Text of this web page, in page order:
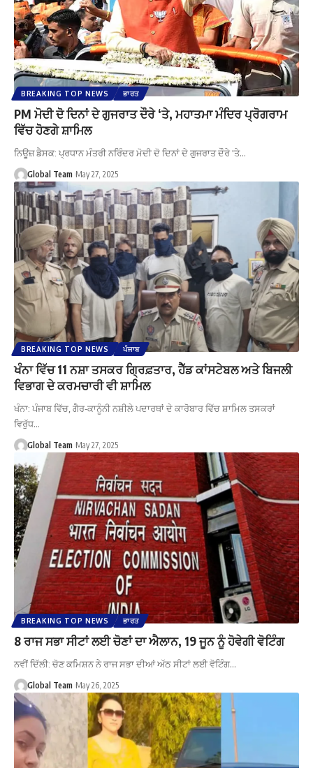
BREAKING TOP NEWS ਭਾਰਤ
PM ਮੋਦੀ ਦੋ ਦਿਨਾਂ ਦੇ ਗੁਜਰਾਤ ਦੌਰੇ ‘ਤੇ, ਮਹਾਤਮਾ ਮੰਦਿਰ ਪ੍ਰੋਗਰਾਮ
ਵਿੱਚ ਹੋਣਗੇ ਸ਼ਾਮਿਲ
ਨਿਊਜ਼ ਡੈਸਕ: ਪ੍ਰਧਾਨ ਮੰਤਰੀ ਨਰਿੰਦਰ ਮੋਦੀ ਦੋ ਦਿਨਾਂ ਦੇ ਗੁਜਰਾਤ ਦੌਰੇ 'ਤੇ…
Global Team May 27, 2025
BREAKING TOP NEWS ਪੰਜਾਬ
ਖੰਨਾ ਵਿੱਚ 11 ਨਸ਼ਾ ਤਸਕਰ ਗ੍ਰਿਫ਼ਤਾਰ, ਹੈੱਡ ਕਾਂਸਟੇਬਲ ਅਤੇ ਬਿਜਲੀ
ਵਿਭਾਗ ਦੇ ਕਰਮਚਾਰੀ ਵੀ ਸ਼ਾਮਿਲ
ਖੰਨਾ: ਪੰਜਾਬ ਵਿੱਚ, ਗੈਰ-ਕਾਨੂੰਨੀ ਨਸ਼ੀਲੇ ਪਦਾਰਥਾਂ ਦੇ ਕਾਰੋਬਾਰ ਵਿੱਚ ਸ਼ਾਮਿਲ ਤਸਕਰਾਂ
ਵਿਰੁੱਧ…
Global Team May 27, 2025
BREAKING TOP NEWS ਭਾਰਤ
8 ਰਾਜ ਸਭਾ ਸੀਟਾਂ ਲਈ ਚੋਣਾਂ ਦਾ ਐਲਾਨ, 19 ਜੂਨ ਨੂੰ ਹੋਵੇਗੀ ਵੋਟਿੰਗ
ਨਵੀਂ ਦਿੱਲੀ: ਚੋਣ ਕਮਿਸ਼ਨ ਨੇ ਰਾਜ ਸਭਾ ਦੀਆਂ ਅੱਠ ਸੀਟਾਂ ਲਈ ਵੋਟਿੰਗ…
Global Team May 26, 2025